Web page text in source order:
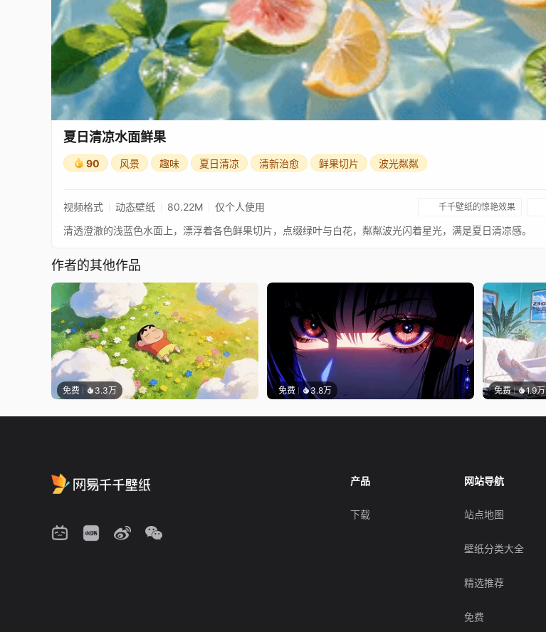
夏日清凉水面鲜果
90 风景 趣味 夏日清凉 清新治愈 鲜果切片 波光粼粼
视频格式 动态壁纸 80.22M 仅个人使用 千千壁纸的惊艳效果
清透澄澈的浅蓝色水面上，漂浮着各色鲜果切片，点缀绿叶与白花，粼粼波光闪着星光，满是夏日清凉感。
作者的其他作品
免费 3.3万 免费 3.8万 免费 1.9万
产品
下载
网站导航
站点地图
壁纸分类大全
精选推荐
免费